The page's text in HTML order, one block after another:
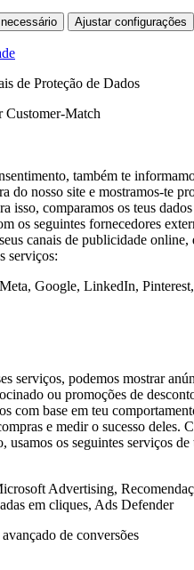
Ajustar configurações
de Proteção de Dados
Customer-Match
também te
do nosso site e mostramos-te
isso, comparamos os teus
os seguintes fornecedores
canais de publicidade online,
serviços:
Google, LinkedIn,
serviços, podemos mostrar
ou promoções de
com base em teu
e medir o sucesso deles.
usamos os seguintes serviços de
Advertising,
em cliques, Ads Defender
de conversões